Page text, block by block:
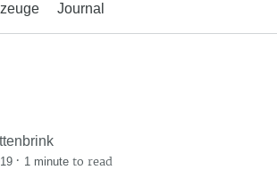
Journal
· 1 minute to read